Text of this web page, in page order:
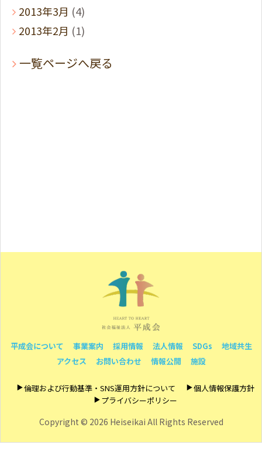
2013年3月 (4)
2013年2月 (1)
一覧ページへ戻る
平成会について 事業案内 採用情報 法人情報 SDGs
地域共生
アクセス
お問い合わせ 情報公開 施設
倫理および行動基準・SNS運用方針について
個人情報保護方針
プライバシーポリシー
Copyright © 2026 Heiseikai All Rights Reserved